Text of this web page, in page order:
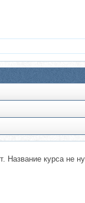
курса не